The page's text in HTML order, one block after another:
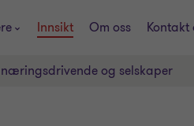
Innsikt Om oss Kontakt
og selskaper